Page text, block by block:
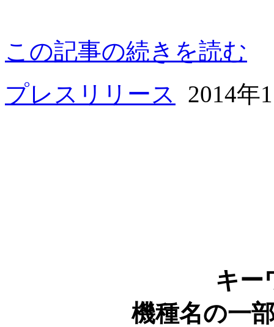
この記事の続きを読む
プレスリリース
2014年
キー
機種名の一